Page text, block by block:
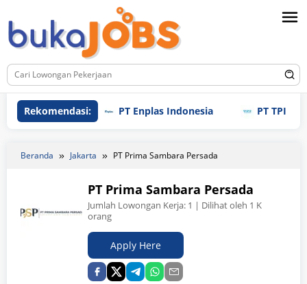
ke
konten
Rekomendasi: PT Enplas Indonesia PT TPI
Beranda Jakarta PT Prima Sambara Persada
PT Prima Sambara Persada
Jumlah Lowongan Kerja: 1 | Dilihat oleh 1 K
orang
Apply Here